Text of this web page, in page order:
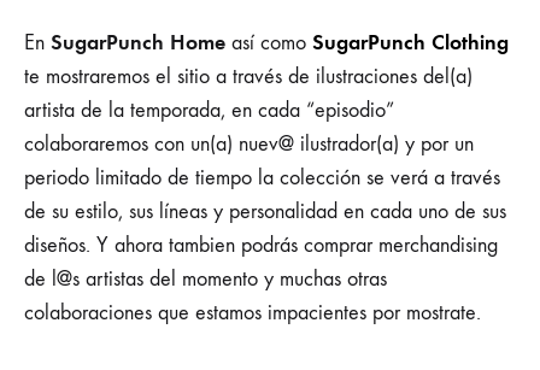
En SugarPunch Home así como SugarPunch Clothing
te mostraremos el sitio a través de ilustraciones del(a)
artista de la temporada, en cada “episodio”
colaboraremos con un(a) nuev@ ilustrador(a) y por un
periodo limitado de tiempo la colección se verá a través
de su estilo, sus líneas y personalidad en cada uno de sus
diseños. Y ahora tambien podrás comprar merchandising
de l@s artistas del momento y muchas otras
colaboraciones que estamos impacientes por mostrate.